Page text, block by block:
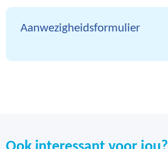
Aanwezigheidsformulier